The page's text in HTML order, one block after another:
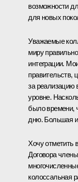
возможности
для новых
Уважаемые
миру
интеграции.
правительств,
за реализацию
уровне.
было времени,
дню. Большая
Хочу отметить
Договора
колоссальная